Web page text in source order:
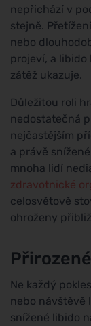
nepřichází v
stejně.
nebo
projeví, a
zátěž ukazuje.
Důležitou roli
nedostatečná
nejčastějším
a právě
mnoha lidí
zdravotnické
celosvětově
ohroženy
Ne každý
nebo návštěvě
snížené libido